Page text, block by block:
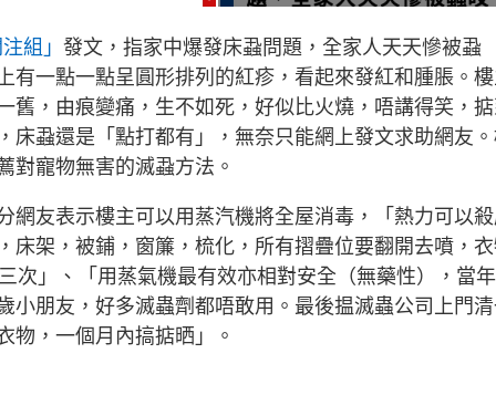
組」 發文，指家中爆發床蝨問題，全家人天天慘被蝨
有一點一點呈圓形排列的紅疹，看起來發紅和腫脹。
舊，由痕變痛，生不如死，好似比火燒，唔講得笑，
床蝨還是「點打都有」，無奈只能網上發文求助網友
對寵物無害的滅蝨方法。
網友表示樓主可以用蒸汽機將全屋消毒，「熱力可以
床架，被鋪，窗簾，梳化，所有摺疊位要翻開去噴，
次」、「用蒸氣機最有效亦相對安全（無藥性），當
小朋友，好多滅蟲劑都唔敢用。最後揾滅蟲公司上門
物，一個月內搞掂晒」。